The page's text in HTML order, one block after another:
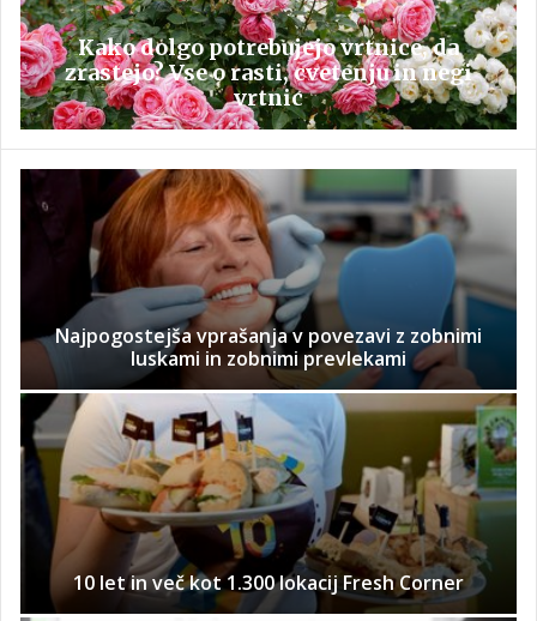
Kako dolgo potrebujejo vrtnice, da
zrastejo? Vse o rasti, cvetenju in negi
vrtnic
Najpogostejša vprašanja v povezavi z zobnimi
luskami in zobnimi prevlekami
10 let in več kot 1.300 lokacij Fresh Corner